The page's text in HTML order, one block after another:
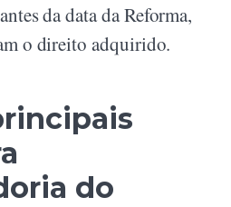
da data da Reforma,
o direito adquirido.
do